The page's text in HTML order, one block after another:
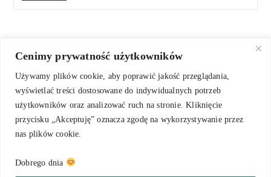
Cenimy prywatność użytkowników
Używamy plików cookie, aby poprawić jakość przeglądania,
wyświetlać treści dostosowane do indywidualnych potrzeb
użytkowników oraz analizować ruch na stronie. Kliknięcie
przycisku „Akceptuję” oznacza zgodę na wykorzystywanie przez
nas plików cookie.
Dobrego dnia
Nowogrodzki
Hiperpalimpsest